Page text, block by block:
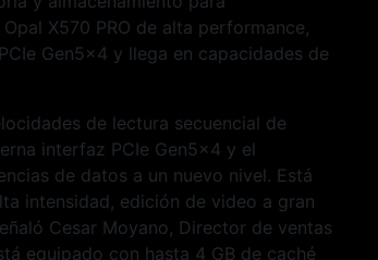
X570 PRO de alta performance,
Gen5x4 y llega en capacidades de
de lectura secuencial de
interfaz PCIe Gen5×4 y el
de datos a un nuevo nivel. Está
intensidad, edición de video a gran
Cesar Moyano, Director de ventas
equipado con hasta 4 GB de caché